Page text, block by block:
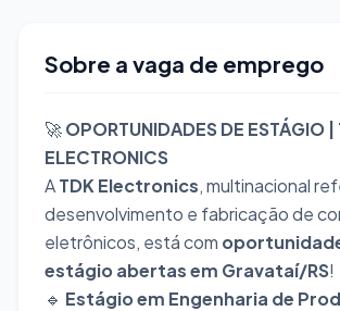
Sobre a vaga de emprego
🚀OPORTUNIDADES DE ESTÁGIO |
ELECTRONICS
ATDK Electronics, multinacional
desenvolvimento e fabricação de
eletrônicos, está com
estágio abertas em Gravataí/RS!
🔹 Estágio em Engenharia de